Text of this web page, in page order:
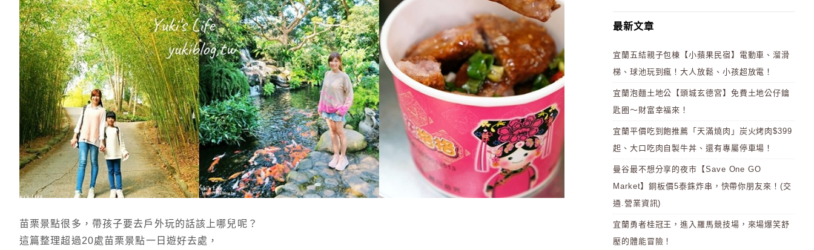
苗栗景點很多，帶孩子要去戶外玩的話該上哪兒呢？
這篇整理超過20處苗栗景點一日遊好去處，
最新文章
宜蘭五結親子包棟【小蘋果民宿】電動車、溜滑
梯、球池玩到瘋！大人放鬆、小孩超放電！
宜蘭泡麵土地公【頭城玄德宮】免費土地公仔鑰
匙圈～財富幸福來！
宜蘭平價吃到飽推薦「天滿燒肉」炭火烤肉$399
起、大口吃肉自製牛丼、還有專屬停車場！
曼谷最不想分享的夜市【Save One GO
Market】銅板價5泰銖炸串，快帶你朋友來！(交
通.營業資訊)
宜蘭勇者桂冠王，進入羅馬競技場，來場爆笑舒
壓的體能冒險！